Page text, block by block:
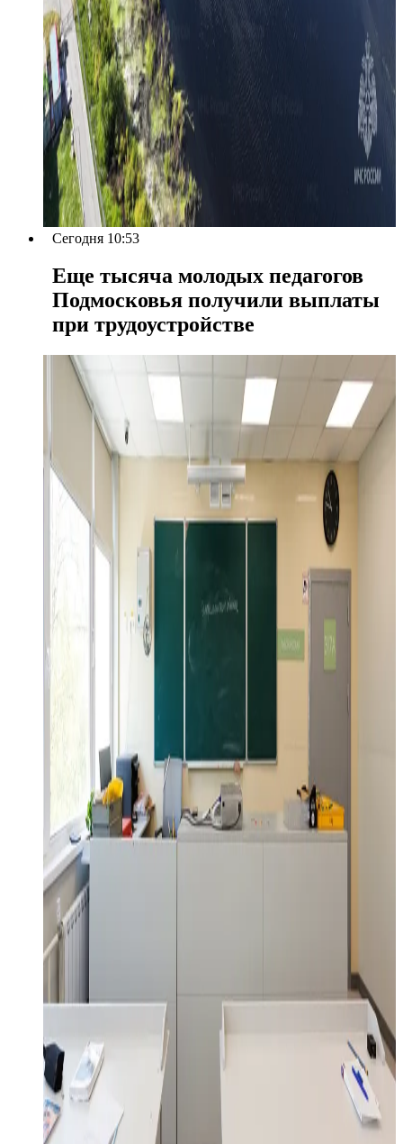
Сегодня 10:53
Еще тысяча молодых педагогов
Подмосковья получили выплаты
при трудоустройстве